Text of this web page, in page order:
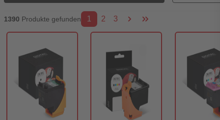
1390 Produkte gefunden 1 2 3